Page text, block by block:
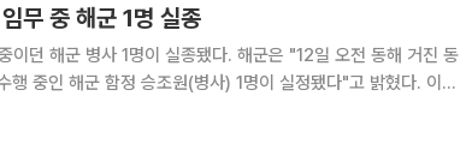
무 중 해군 1명 실종
명이 실종됐다. 해군은 "12일 오전 동해 거진 동
중인 해군 함정 승조원(병사) 1명이 실정됐다"고 밝혔다. 이어
수색을 협조하고